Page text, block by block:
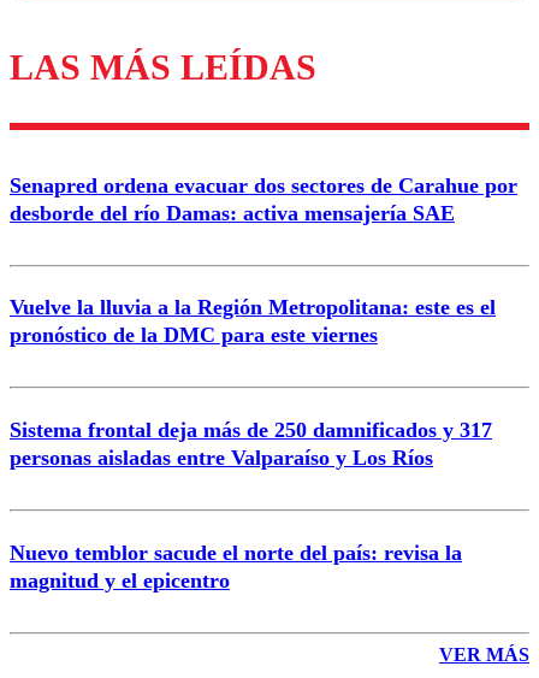
Los comentarios son moderados para garantizar un
diálogo respetuoso.
Correo
Enviar comentario
LAS MÁS LEÍDAS
Senapred ordena evacuar dos sectores de Carahue por
desborde del río Damas: activa mensajería SAE
Vuelve la lluvia a la Región Metropolitana: este es el
pronóstico de la DMC para este viernes
Sistema frontal deja más de 250 damnificados y 317
personas aisladas entre Valparaíso y Los Ríos
Nuevo temblor sacude el norte del país: revisa la
magnitud y el epicentro
VER MÁS